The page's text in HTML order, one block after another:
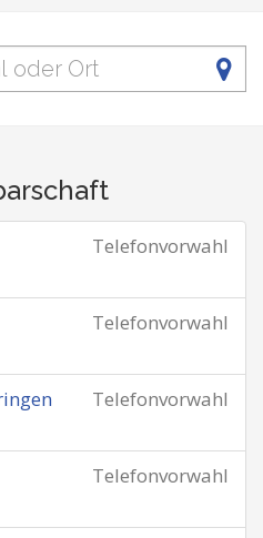
Telefonvorwahl
Telefonvorwahl
Telefonvorwahl
Telefonvorwahl